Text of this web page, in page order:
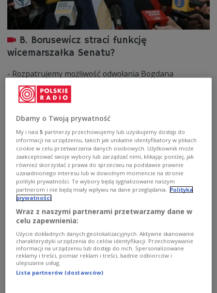
B. Borusewicz straci funkcję
wicemarszałka Senatu?
- Rozpatrujemy możliwość odwołania Bogdana
Borusewicza (PO) z funkcji wicemarszałka Senatu -
powiedział marszałek Stanisław Karczewski. Dodał, że
Borusewicz ogłosił w czwartek przerwę w posiedzeniu
oświadczył, że Borusewicz stracił jego zaufanie.
Zobacz więcej na temat:POLSKA Stanisław Karczewski
Powielacz dla podziemia. KUL i grupa
Janusza Krupskiego
Dbamy o Twoją prywatność
My i nasi5 partnerzy przechowujemy lub uzyskujemy dostęp do
informacji na urządzeniu, takich jak unikalne identyfikatory w plikach
cookie w celu przetwarzania danych osobowych. Użytkownik może
zaakceptować swoje wybory lub zarządzać nimi, klikając poniżej, jak
również skorzystać z prawa do sprzeciwu na podstawie prawnie
uzasadnionego interesu lub w dowolnym momencie na stronie
polityki prywatności. Te wybory będą sygnalizowane naszym
partnerom i nie będą miały wpływu na dane przeglądania. Polityka
prywatności
Wraz z naszymi partnerami przetwarzamy dane w
celu zapewnienia:
Użycie dokładnych danych geolokalizacyjnych. Aktywne skanowanie
charakterystyki urządzenia do celów identyfikacji. Przechowywanie
informacji na urządzeniu lub dostęp do nich. Spersonalizowane
reklamy i treści, pomiar reklam i treści, badnie odbiorców i
ulepszanie usług.
Lista partnerów (dostawców)